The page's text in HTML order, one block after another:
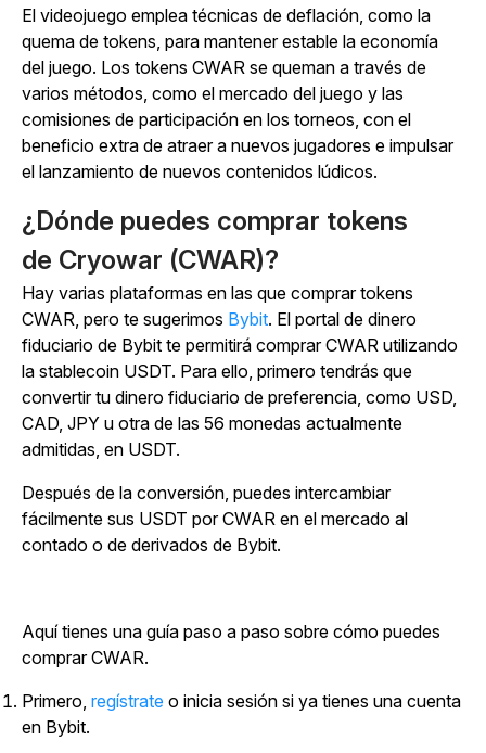
El videojuego emplea técnicas de deflación, como la
quema de tokens, para mantener estable la economía
del juego. Los tokens CWAR se queman a través de
varios métodos, como el mercado del juego y las
comisiones de participación en los torneos, con el
beneficio extra de atraer a nuevos jugadores e impulsar
el lanzamiento de nuevos contenidos lúdicos.
¿Dónde puedes comprar tokens
de Cryowar (CWAR)?
Hay varias plataformas en las que comprar tokens
CWAR, pero te sugerimos Bybit. El portal de dinero
fiduciario de Bybit te permitirá comprar CWAR utilizando
la stablecoin USDT. Para ello, primero tendrás que
convertir tu dinero fiduciario de preferencia, como USD,
CAD, JPY u otra de las 56 monedas actualmente
admitidas, en USDT.
Después de la conversión, puedes intercambiar
fácilmente sus USDT por CWAR en el mercado al
contado o de derivados de Bybit.
Aquí tienes una guía paso a paso sobre cómo puedes
comprar CWAR.
Primero, regístrate o inicia sesión si ya tienes una cuenta
en Bybit.